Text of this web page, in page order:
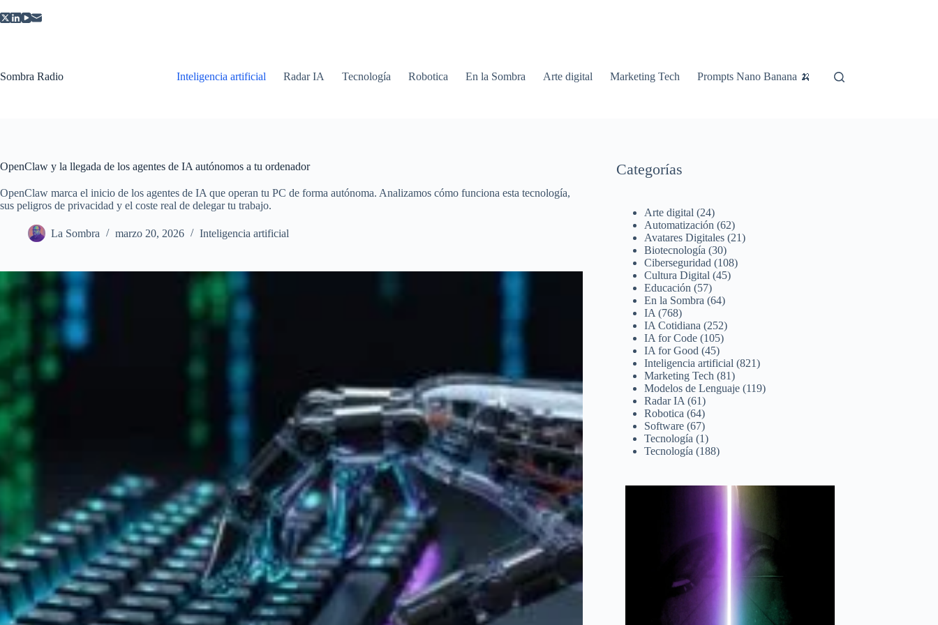
al
Sombra Radio Inteligencia artificial Radar IA Tecnología Robotica En la Sombra Arte digital Marketing Tech Prompts Nano Banana 🍌
OpenClaw y la llegada de los agentes de IA autónomos a tu ordenador
OpenClaw marca el inicio de los agentes de IA que operan tu PC de forma autónoma. Analizamos cómo funciona esta tecnología,
sus peligros de privacidad y el coste real de delegar tu trabajo.
La Sombra marzo 20, 2026 Inteligencia artificial
Categorías
Arte digital (24)
Automatización (62)
Avatares Digitales (21)
Biotecnología (30)
Ciberseguridad (108)
Cultura Digital (45)
Educación (57)
En la Sombra (64)
IA (768)
IA Cotidiana (252)
IA for Code (105)
IA for Good (45)
Inteligencia artificial (821)
Marketing Tech (81)
Modelos de Lenguaje (119)
Radar IA (61)
Robotica (64)
Software (67)
Tecnología (1)
Tecnología (188)